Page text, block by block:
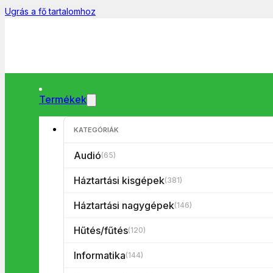
Ugrás a fő tartalomhoz
Termékek
KATEGÓRIÁK
Audió(65)
Háztartási kisgépek(381)
Háztartási nagygépek(146)
Hűtés/fűtés(120)
Informatika(144)